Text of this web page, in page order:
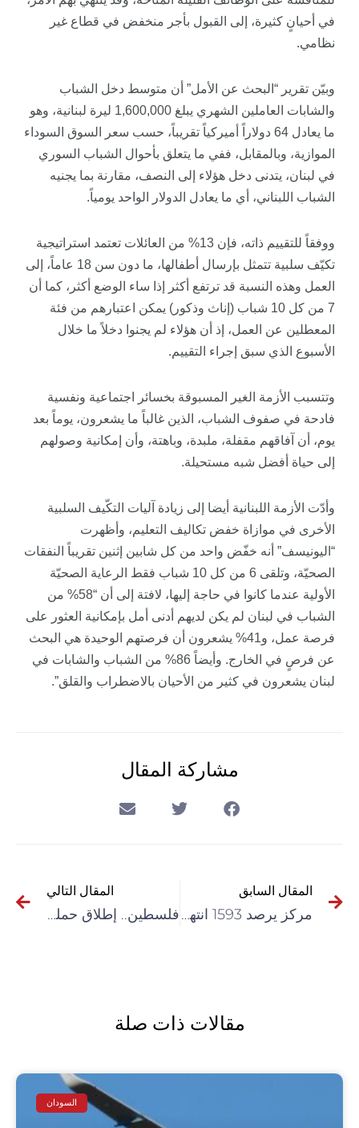
في أحيانٍ كثيرة، إلى القبول بأجر منخفض في قطاع غير
نظامي.
وبيّن تقرير “البحث عن الأمل” أن متوسط دخل الشباب
والشابات العاملين الشهري يبلغ 1,600,000 ليرة لبنانية، وهو
ما يعادل 64 دولاراً أميركياً تقريباً، حسب سعر السوق السوداء
الموازية، وبالمقابل، ففي ما يتعلق بأحوال الشباب السوري
في لبنان، يتدنى دخل هؤلاء إلى النصف، مقارنة بما يجنيه
الشباب اللبناني، أي ما يعادل الدولار الواحد يومياً.
ووفقاً للتقييم ذاته، فإن 13% من العائلات تعتمد استراتيجية
تكيّف سلبية تتمثل بإرسال أطفالها، ما دون سن 18 عاماً، إلى
العمل وهذه النسبة قد ترتفع أكثر إذا ساء الوضع أكثر، كما أن
7 من كل 10 شباب (إناث وذكور) يمكن اعتبارهم من فئة
المعطلين عن العمل، إذ أن هؤلاء لم يجنوا دخلاً ما خلال
الأسبوع الذي سبق إجراء التقييم.
وتتسبب الأزمة الغير المسبوقة بخسائر اجتماعية ونفسية
فادحة في صفوف الشباب، الذين غالباً ما يشعرون، يوماً بعد
يوم، أن آفاقهم مقفلة، ملبدة، وباهتة، وأن إمكانية وصولهم
إلى حياة أفضل شبه مستحيلة.
وأدّت الأزمة اللبنانية أيضا إلى زيادة آليات التكّيف السلبية
الأخرى في موازاة خفض تكاليف التعليم، وأظهرت
“اليونيسف” أنه خفّض واحد من كل شابين إثنين تقريباً النفقات
الصحيّة، وتلقى 6 من كل 10 شباب فقط الرعاية الصحيّة
الأولية عندما كانوا في حاجة إليها، لافتة إلى أن “58% من
الشباب في لبنان لم يكن لديهم أدنى أمل بإمكانية العثور على
فرصة عمل، و41% يشعرون أن فرصتهم الوحيدة هي البحث
عن فرصٍ في الخارج. وأيضاً 86% من الشباب والشابات في
لبنان يشعرون في كثير من الأحيان بالاضطراب والقلق”.
مشاركة المقال
المقال السابق
مركز يرصد 1593 انتهاكا للمحتوى الفلسطيني على مواقع التواصل الاجتماعي خلال 2021
المقال التالي
فلسطين.. إطلاق حملة “قرارنا حرية” ضد سياسة الاعتقال الإداري
مقالات ذات صلة
السودان